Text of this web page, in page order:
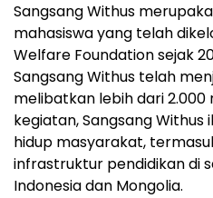
Sangsang Withus
mahasiswa yang telah
Welfare Foundation sejak
Sangsang Withus telah
melibatkan lebih dari
kegiatan, Sangsang
hidup masyarakat,
infrastruktur pendidikan di
Indonesia dan Mongolia.